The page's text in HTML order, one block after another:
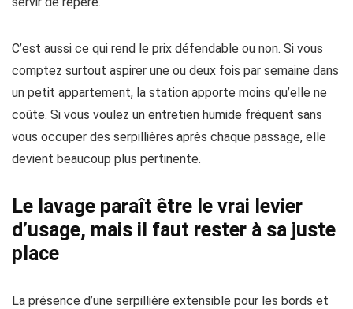
C’est aussi ce qui rend le prix défendable ou non. Si vous
comptez surtout aspirer une ou deux fois par semaine dans
un petit appartement, la station apporte moins qu’elle ne
coûte. Si vous voulez un entretien humide fréquent sans
vous occuper des serpillières après chaque passage, elle
devient beaucoup plus pertinente.
Le lavage paraît être le vrai levier
d’usage, mais il faut rester à sa juste
place
La présence d’une serpillière extensible pour les bords et